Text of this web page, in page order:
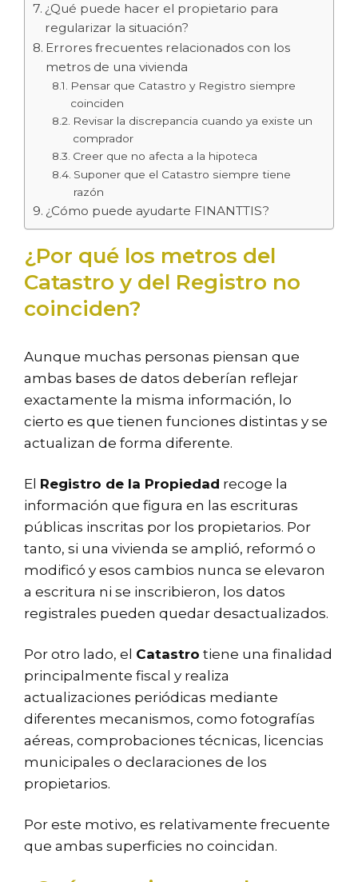
¿Qué puede hacer el propietario para
regularizar la situación?
Errores frecuentes relacionados con los
metros de una vivienda
Pensar que Catastro y Registro siempre
coinciden
Revisar la discrepancia cuando ya existe un
comprador
Creer que no afecta a la hipoteca
Suponer que el Catastro siempre tiene
razón
¿Cómo puede ayudarte FINANTTIS?
¿Por qué los metros del
Catastro y del Registro no
coinciden?
Aunque muchas personas piensan que
ambas bases de datos deberían reflejar
exactamente la misma información, lo
cierto es que tienen funciones distintas y se
actualizan de forma diferente.
El Registro de la Propiedad recoge la
información que figura en las escrituras
públicas inscritas por los propietarios. Por
tanto, si una vivienda se amplió, reformó o
modificó y esos cambios nunca se elevaron
a escritura ni se inscribieron, los datos
registrales pueden quedar desactualizados.
Por otro lado, el Catastro tiene una finalidad
principalmente fiscal y realiza
actualizaciones periódicas mediante
diferentes mecanismos, como fotografías
aéreas, comprobaciones técnicas, licencias
municipales o declaraciones de los
propietarios.
Por este motivo, es relativamente frecuente
que ambas superficies no coincidan.